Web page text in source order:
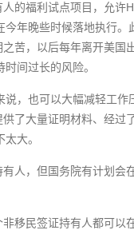
的福利试点项目，允
年晚些时候落地执行
苦，以后每年离开美国
间过长的风险。
，也可以大幅减轻工作
了大量证明材料、经过
大。
人，但国务院有计划会
移民签证持有人都可以